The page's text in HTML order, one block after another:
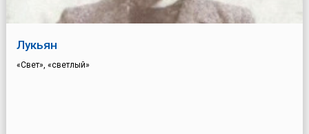
Лукьян
«Свет», «светлый»